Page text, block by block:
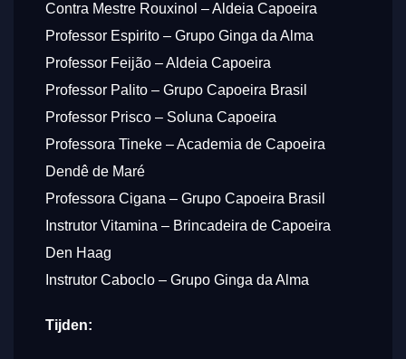
Contra Mestre Rouxinol – Aldeia Capoeira
Professor Espirito – Grupo Ginga da Alma
Professor Feijão – Aldeia Capoeira
Professor Palito – Grupo Capoeira Brasil
Professor Prisco – Soluna Capoeira
Professora Tineke – Academia de Capoeira
Dendê de Maré
Professora Cigana – Grupo Capoeira Brasil
Instrutor Vitamina – Brincadeira de Capoeira
Den Haag
Instrutor Caboclo – Grupo Ginga da Alma
Tijden: